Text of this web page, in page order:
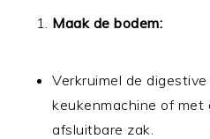
Maak de bodem:
Verkruimel de
keukenmachine of met
afsluitbare zak.